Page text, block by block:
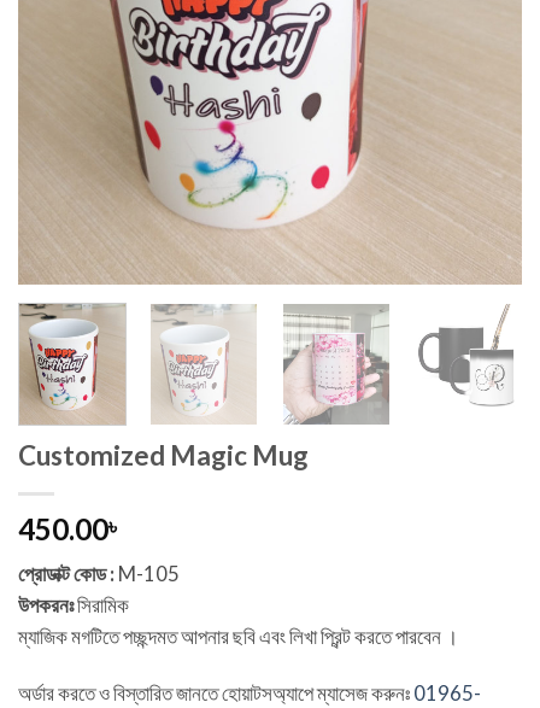
Customized Magic Mug
450.00৳
প্রোডাক্ট কোড : M-105
উপকরনঃসিরামিক
ম্যাজিক মগটিতে পচ্ছন্দমত আপনার ছবি এবং লিখা প্রিন্ট করতে পারবেন ।
অর্ডার করতে ও বিস্তারিত জানতে হোয়াটসঅ্যাপে ম্যাসেজ করুনঃ01965-